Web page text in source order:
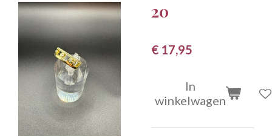
hoofdinhoud
20
€ 17,95
In
winkelwagen